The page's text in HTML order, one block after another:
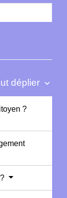
déplier keyboard_arrow_down
?